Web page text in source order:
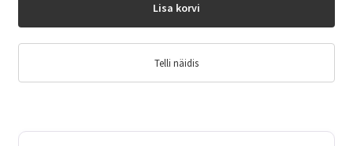
Lisa korvi
Telli näidis